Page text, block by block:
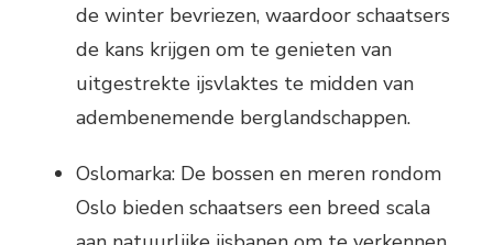
de winter bevriezen, waardoor schaatsers
de kans krijgen om te genieten van
uitgestrekte ijsvlaktes te midden van
adembenemende berglandschappen.
Oslomarka: De bossen en meren rondom
Oslo bieden schaatsers een breed scala